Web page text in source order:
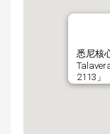
悉尼核
2113」